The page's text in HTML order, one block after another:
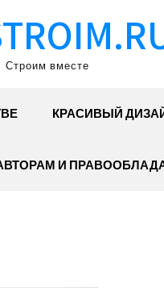
Строим вместе
КРАСИВЫЙ
И